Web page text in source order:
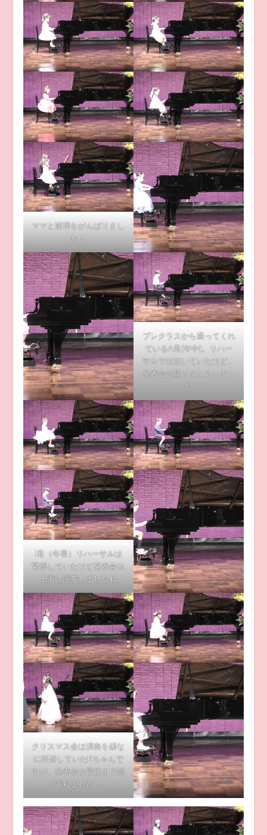
ママと連弾をがんばりまし
た！
プレクラスから通ってくれ
ているA君(年中)。リハー
サルでは泣いていたけど、
発表会は堂々としていまし
た
I君（年長）リハーサルは
緊張していたけど発表会は
上手に演奏しましたね
クリスマス会は演奏を頑な
に拒否していたKちゃんで
すが、発表会は最後まで頑
張りました！